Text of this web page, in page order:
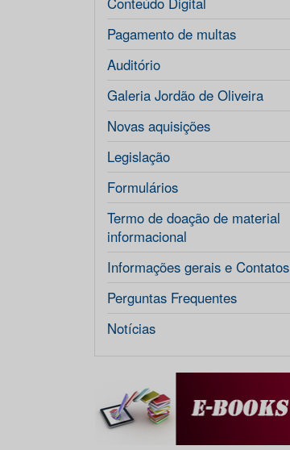
Pagamento de multas
Auditório
Galeria Jordão de Oliveira
Novas aquisições
Legislação
Formulários
Termo de doação de material
informacional
Informações gerais e Contatos
Perguntas Frequentes
Notícias